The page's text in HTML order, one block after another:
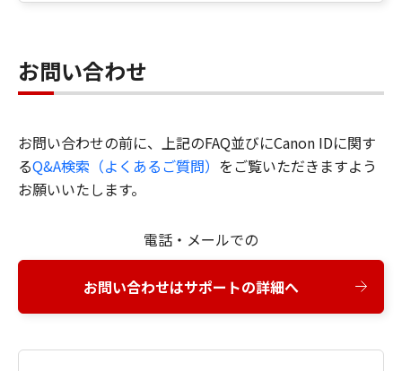
お問い合わせ
お問い合わせの前に、上記のFAQ並びにCanon IDに関す
るQ&A検索（よくあるご質問） をご覧いただきますよう
お願いいたします。
電話・メールでの
お問い合わせはサポートの詳細へ